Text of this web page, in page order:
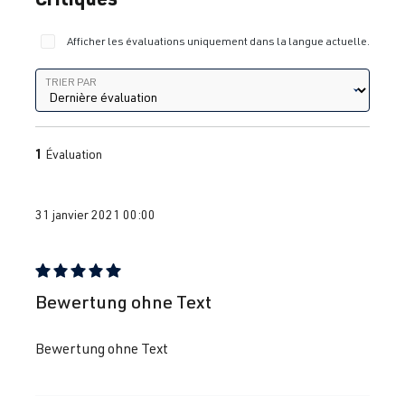
Afficher les évaluations uniquement dans la langue actuelle.
Trier par
TRIER PAR
1 Évaluation
31 janvier 2021 00:00
Évaluation avec une note de 5 sur 5 étoiles
Bewertung ohne Text
Bewertung ohne Text